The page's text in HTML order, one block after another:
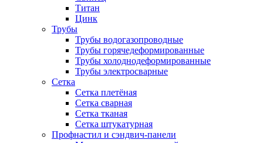
Титан
Цинк
Трубы
Трубы водогазопроводные
Трубы горячедеформированные
Трубы холоднодеформированные
Трубы электросварные
Сетка
Сетка плетёная
Сетка сварная
Сетка тканая
Сетка штукатурная
Профнастил и сэндвич-панели